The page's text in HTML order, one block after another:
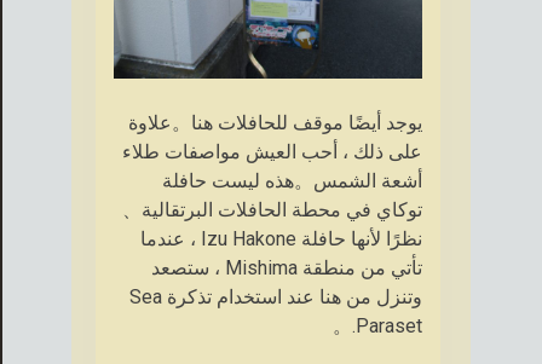
يوجد أيضًا موقف للحافلات هنا。علاوة
على ذلك ، أحب العيش مواصفات طلاء
أشعة الشمس。هذه ليست حافلة
توكاي في محطة الحافلات البرتقالية、
نظرًا لأنها حافلة Izu Hakone ، عندما
تأتي من منطقة Mishima ، ستصعد
وتنزل من هنا عند استخدام تذكرة Sea
Paraset.。